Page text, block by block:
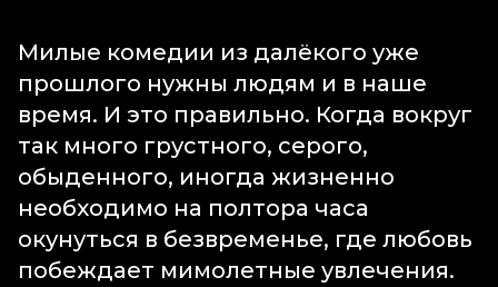
Милые комедии из далёкого уже
прошлого нужны людям и в наше
время. И это правильно. Когда вокруг
так много грустного, серого,
обыденного, иногда жизненно
необходимо на полтора часа
окунуться в безвременье, где любовь
побеждает мимолетные увлечения.